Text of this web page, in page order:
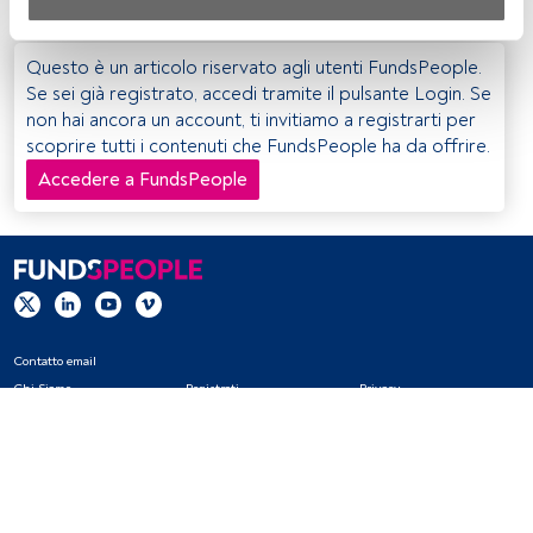
Utilizzo di dati di localizzazione geografica precisi. Analisi
attiva delle caratteristiche del dispositivo per la sua
identificazione. Memorizzazione delle informazioni su un
dispositivo e/o accesso alle stesse. Pubblicità e contenuti
personalizzati, misurazione della pubblicità e dei
contenuti, ricerca sul pubblico e sviluppo di servizi.
Elenco dei partner (fornitori)
Questo è un articolo riservato agli utenti FundsPeople.
Se sei già registrato, accedi tramite il pulsante Login. Se
non hai ancora un account, ti invitiamo a registrarti per
scoprire tutti i contenuti che FundsPeople ha da offrire.
Accedere a FundsPeople
Contatto email
Chi Siamo
Registrati
Privacy